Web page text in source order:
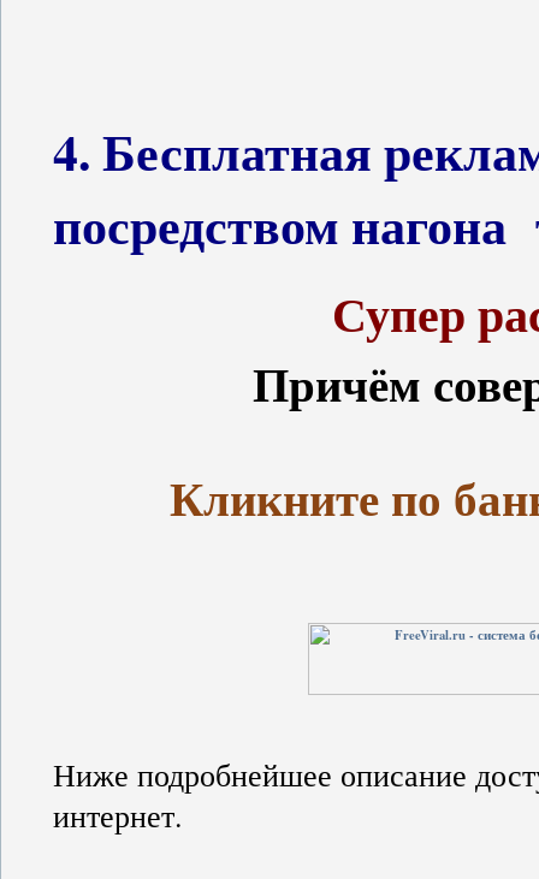
4. Бесплатная
посредством
Супер
Причём
Кликните по
Ниже подробнейшее описание
интернет.